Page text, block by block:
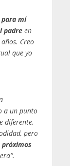
mí
padreen
Creo
que yo
a un punto
diferente.
pero